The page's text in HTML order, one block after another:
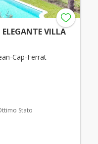
VILLA
Cap-Ferrat
Stato